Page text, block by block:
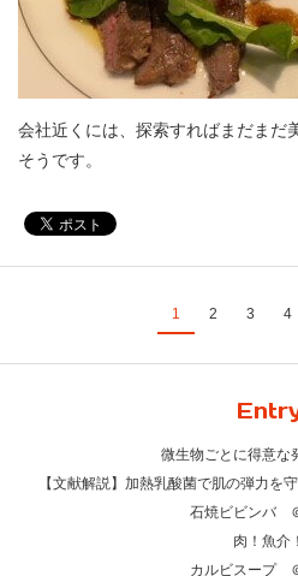
会社近くには、探索すればまだまだ
そうです。
1 2 3 4
微生物ごとに得意
【文献解説】加熱乳酸菌で肌の弾力を
石焼ビビンバ
肉！魚介！
カルビスープ